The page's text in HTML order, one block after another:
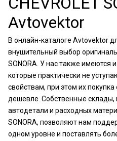
Avtovektor
В онлайн-каталоге Avtovektor
внушительный выбор
SONORA. У нас также имеются
которые практически не
свойствам, при этом их
дешевле. Собственные склады,
автодетали и расходных
SONORA, позволяют нам
одном уровне и поставлять